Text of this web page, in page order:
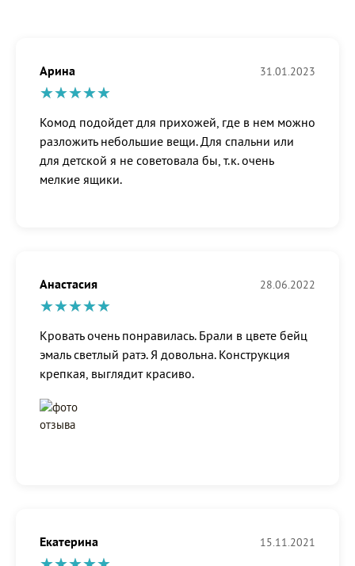
Арина 31.01.2023
Комод подойдет для прихожей, где в нем можно
разложить небольшие вещи. Для спальни или
для детской я не советовала бы, т.к. очень
мелкие ящики.
Анастасия 28.06.2022
Кровать очень понравилась. Брали в цвете бейц
эмаль светлый ратэ. Я довольна. Конструкция
крепкая, выглядит красиво.
Екатерина 15.11.2021